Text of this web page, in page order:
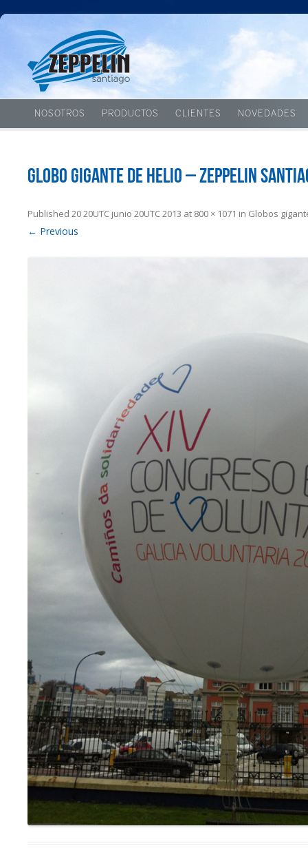
NOSOTROS PRODUCTOS CLIENTES NOVEDADES
Globo gigante de helio – Zeppelin
Published 20 20UTC junio 20UTC 2013 at 800 × 1071 in Globos
← Previous